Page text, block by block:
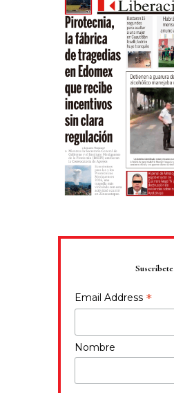
Suscríbete
Email Address *
Nombre